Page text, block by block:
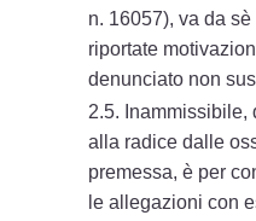
n. 16057), va da
riportate
denunciato non
2.5. Inammissibile,
alla radice dalle
premessa, è per
le allegazioni con